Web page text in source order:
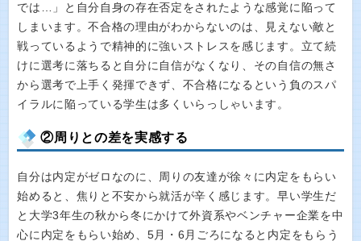
では…」と自分自身の存在否定をされたような感覚に陥って
しまいます。不合格の理由がわからないのは、見えない敵と
戦っているようで精神的に強いストレスを感じます。立て続
けに選考に落ちると自分に自信がなくなり、その自信の無さ
から選考で上手く発揮できず、不合格になるという負のスパ
イラルに陥っている学生は多くいらっしゃいます。
②周りとの差を実感する
自分は内定がゼロなのに、周りの友達が徐々に内定をもらい
始めると、焦りと不安から就活が辛く感じます。早い学生だ
と大学3年生の秋から冬にかけて外資系やベンチャー企業を中
心に内定をもらい始め、5月・6月ごろになると内定をもらう